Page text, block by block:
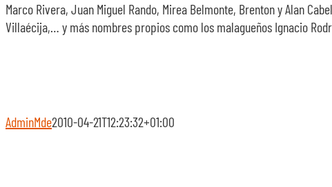
Marco Rivera, Juan Miguel Rando, Mirea Belmonte, Brenton y Alan
Villaécija,… y más nombres propios como los malagueños Ignacio
AdminMde2010-04-21T12:23:32+01:00